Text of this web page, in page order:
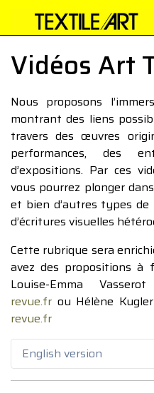
Vidéos Art
Nous proposons
montrant des liens
travers des œuvres
performances, des
d’expositions. Par ces
vous pourrez plonger
et bien d’autres types
d’écritures visuelles
Cette rubrique sera
avez des propositions à
Louise-Emma
revue.fr ou Hélène
revue.fr
English version